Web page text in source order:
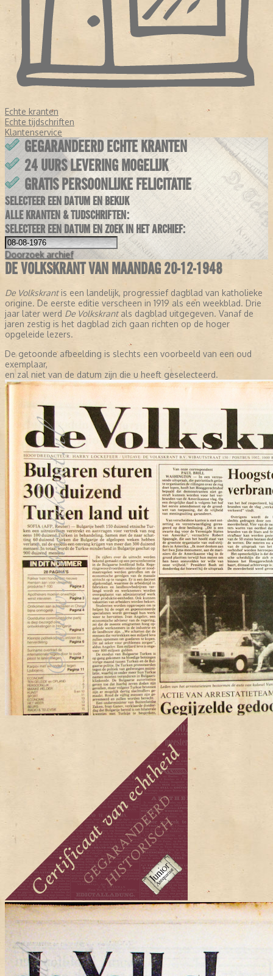
Echte kranten
Echte tijdschriften
Klantenservice
GEGARANDEERD ECHTE KRANTEN
24 UURS LEVERING MOGELIJK
GRATIS PERSOONLIJKE FELICITATIE
SELECTEER EEN DATUM EN BEKIJK
ALLE KRANTEN & TIJDSCHRIFTEN:
SELECTEER EEN DATUM EN ZOEK IN HET ARCHIEF:
Doorzoek archief
DE VOLKSKRANT VAN MAANDAG 20-12-1948
De Volkskrantis een landelijk, progressief dagblad van katholieke
origine. De eerste editie verscheen in 1919 als een weekblad. Drie
jaar later werd De Volkskrantals dagblad uitgegeven. Vanaf de
jaren zestig is het dagblad zich gaan richten op de hoger
opgeleide lezers.
De getoonde afbeelding is slechts een voorbeeld van een oud
exemplaar,
en zal niet van de datum zijn die u heeft geselecteerd.